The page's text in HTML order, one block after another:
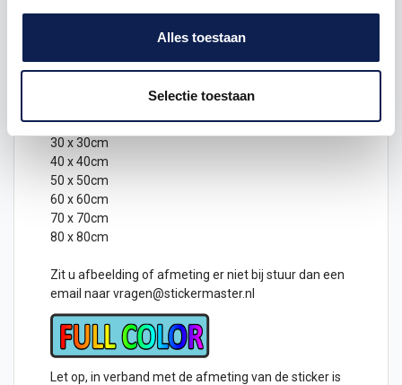
Alles toestaan
Selectie toestaan
Op een bedrijventerrein of woonwijk komen deze
Deze stickers zijn eenvoudig aan te brengen op een
schone en vlakke ondergrond
Mogelijkheden afmetingensticker:
30 x 30cm
40 x 40cm
50 x 50cm
60 x 60cm
70 x 70cm
80 x 80cm
Zit u afbeelding of afmeting er niet bij stuur dan een
email naarvragen@stickermaster.nl
Let op, in verband met de afmeting van de sticker is